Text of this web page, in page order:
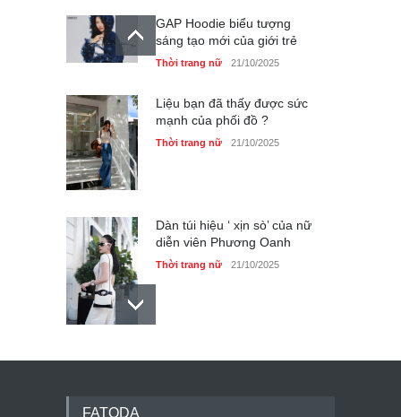
GAP Hoodie biểu tượng
sáng tạo mới của giới trẻ
Thời trang nữ 21/10/2025
Liệu bạn đã thấy được sức
mạnh của phối đồ ?
Thời trang nữ 21/10/2025
Dàn túi hiệu ‘ xịn sò’ của nữ
diễn viên Phương Oanh
Thời trang nữ 21/10/2025
Mẫu áo khoác đẹp cho phụ
FATODA